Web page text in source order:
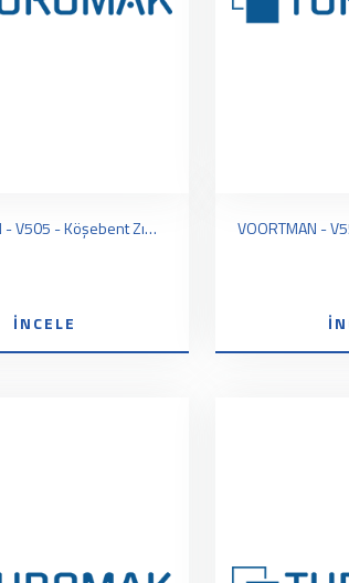
VOORTMAN - V505 - Köşebent Zımba ile Delme ve Kesme Makinaları
İNCELE